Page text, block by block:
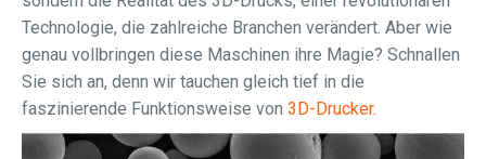
Technologie, die zahlreiche Branchen verändert. Aber wie
genau vollbringen diese Maschinen ihre Magie? Schnallen
Sie sich an, denn wir tauchen gleich tief in die
faszinierende Funktionsweise von 3D-Drucker.